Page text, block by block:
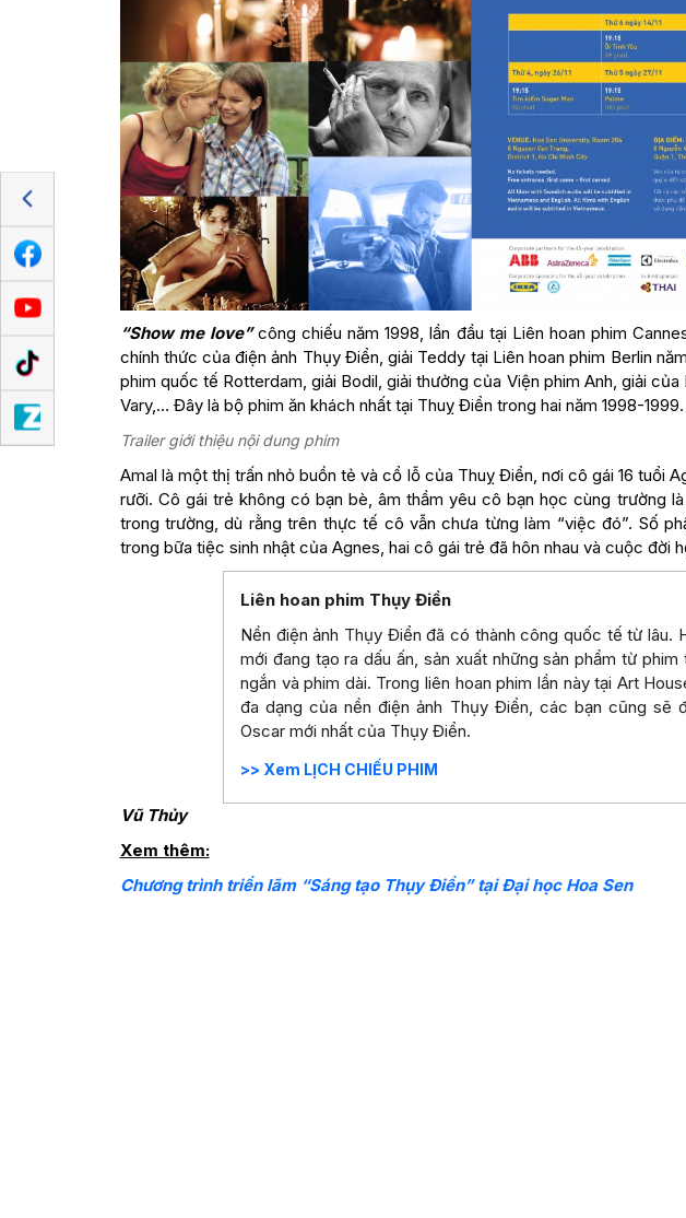
“Show me love”công chiếu năm 1998, lần đầu tại Liên hoan phim
chính thức của điện ảnh Thụy Điển, giải Teddy tại Liên hoan phim Berlin
phim quốc tế Rotterdam, giải Bodil, giải thưởng của Viện phim Anh, giải
Vary,… Đây là bộ phim ăn khách nhất tại Thuỵ Điển trong hai năm 1998-1999.
Trailer giới thiệu nội dung phim
Amal là một thị trấn nhỏ buồn tẻ và cổ lỗ của Thuỵ Điển, nơi cô gái 16 tuổi
rưỡi. Cô gái trẻ không có bạn bè, âm thầm yêu cô bạn học cùng trường
trong trường, dù rằng trên thực tế cô vẫn chưa từng làm “việc đó”. Số
trong bữa tiệc sinh nhật của Agnes, hai cô gái trẻ đã hôn nhau và cuộc đời
Liên hoan phim Thụy Điển
Nền điện ảnh Thụy Điển đã có thành công quốc tế từ lâu.
mới đang tạo ra dấu ấn, sản xuất những sản phẩm từ
ngắn và phim dài. Trong liên hoan phim lần này tại Art
đa dạng của nền điện ảnh Thụy Điển, các bạn cũng sẽ
Oscar mới nhất của Thụy Điển.
>> Xem LỊCH CHIẾU PHIM
Vũ Thủy
Xem thêm:
Chương trình triển lãm “Sáng tạo Thụy Điển” tại Đại học Hoa Sen